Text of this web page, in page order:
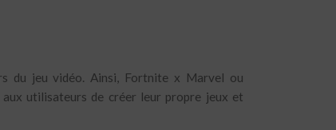
du jeu vidéo. Ainsi, Fortnite x Marvel ou
utilisateurs de créer leur propre jeux et